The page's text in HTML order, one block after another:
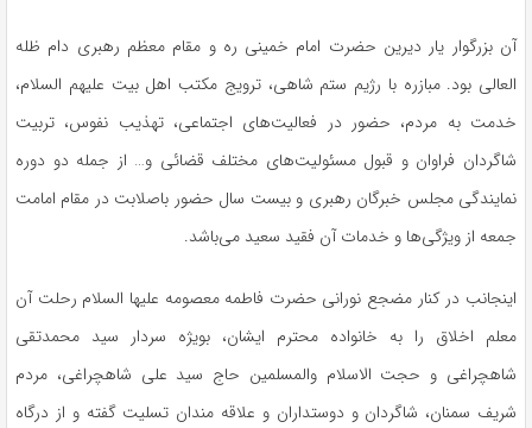
آن بزرگوار یار دیرین حضرت امام خمینی ره و مقام معظم رهبری دام ظله
العالی بود. مبازره با رژیم ستم شاهی، ترویج مکتب اهل بیت علیهم السلام،
خدمت به مردم، حضور در فعالیت‌های اجتماعی، تهذیب نفوس، تربیت
شاگردان فراوان و قبول مسئولیت‌های مختلف قضائی و… از جمله دو دوره
نمایندگی مجلس خبرگان رهبری و بیست سال حضور باصلابت در مقام امامت
جمعه از ویژگی‌ها و خدمات آن فقید سعید می‌باشد.
اینجانب در کنار مضجع نورانی حضرت فاطمه معصومه علیها السلام رحلت آن
معلم اخلاق را به خانواده محترم ایشان، بویژه سردار سید محمدتقی
شاهچراغی و حجت الاسلام والمسلمین حاج سید علی شاهچراغی، مردم
شریف سمنان، شاگردان و دوستداران و علاقه مندان تسلیت گفته و از درگاه